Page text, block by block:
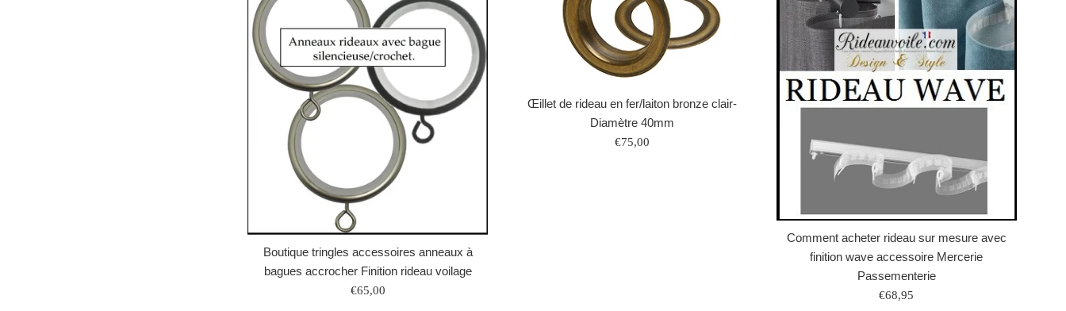
Boutique tringles accessoires anneaux à
bagues accrocher Finition rideau voilage
Prix
€65,00
Œillet de rideau en fer/laiton bronze clair-
Diamètre 40mm
Prix
€75,00
Comment acheter rideau sur mesure avec
finition wave accessoire Mercerie
Passementerie
Prix
€68,95